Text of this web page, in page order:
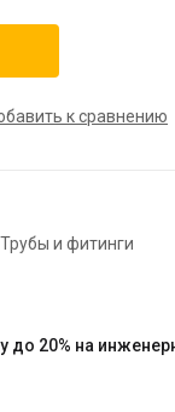
к сравнению
Трубы и фитинги
до 20% на